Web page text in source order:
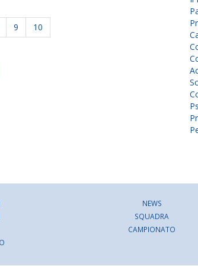
9 10
NEWS
SQUADRA
CAMPIONATO